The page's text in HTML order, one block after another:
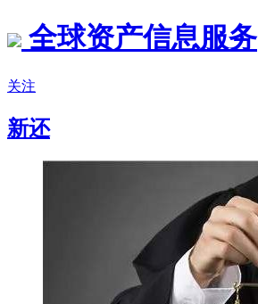
全球资产信息服务
关注
新还